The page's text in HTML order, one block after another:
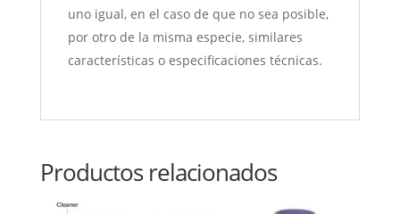
uno igual, en el caso de que no sea posible,
por otro de la misma especie, similares
características o especificaciones técnicas.
Productos relacionados